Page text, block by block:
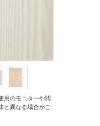
用のモニターや閲
と異なる場合がご